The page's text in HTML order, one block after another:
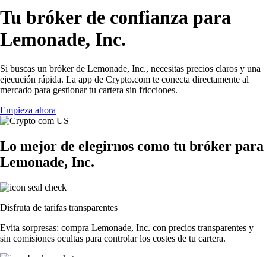
Tu bróker de confianza para
Lemonade, Inc.
Si buscas un bróker de Lemonade, Inc., necesitas precios claros y una
ejecución rápida. La app de Crypto.com te conecta directamente al
mercado para gestionar tu cartera sin fricciones.
Empieza ahora
Lo mejor de elegirnos como tu bróker para
Lemonade, Inc.
Disfruta de tarifas transparentes
Evita sorpresas: compra Lemonade, Inc. con precios transparentes y
sin comisiones ocultas para controlar los costes de tu cartera.